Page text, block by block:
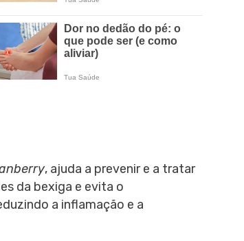
, ajuda a prevenir e a tratar
da bexiga e evita o
a inflamação e a